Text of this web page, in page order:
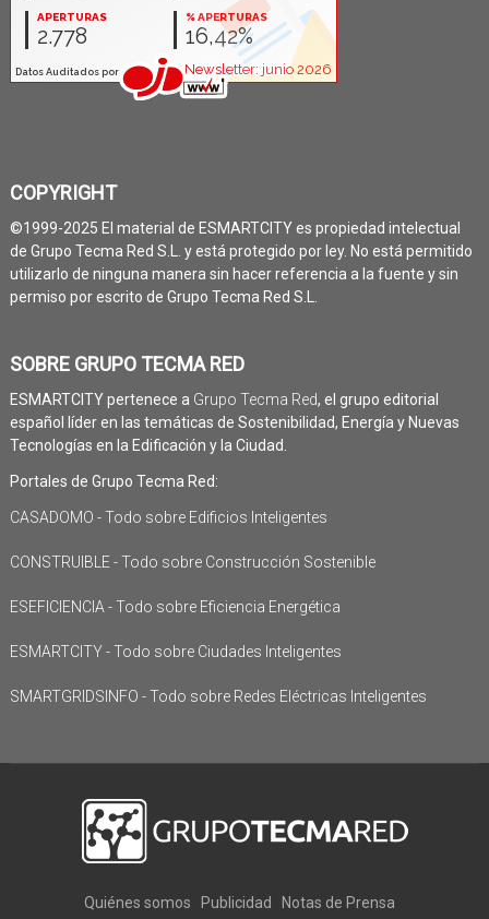
COPYRIGHT
©1999-2025 El material de ESMARTCITY es propiedad intelectual
de Grupo Tecma Red S.L. y está protegido por ley. No está permitido
utilizarlo de ninguna manera sin hacer referencia a la fuente y sin
permiso por escrito de Grupo Tecma Red S.L.
SOBRE GRUPO TECMA RED
ESMARTCITY pertenece a Grupo Tecma Red, el grupo editorial
español líder en las temáticas de Sostenibilidad, Energía y Nuevas
Tecnologías en la Edificación y la Ciudad.
Portales de Grupo Tecma Red:
CASADOMO - Todo sobre Edificios Inteligentes
CONSTRUIBLE - Todo sobre Construcción Sostenible
ESEFICIENCIA - Todo sobre Eficiencia Energética
ESMARTCITY - Todo sobre Ciudades Inteligentes
SMARTGRIDSINFO - Todo sobre Redes Eléctricas Inteligentes
Quiénes somos Publicidad
Notas de Prensa